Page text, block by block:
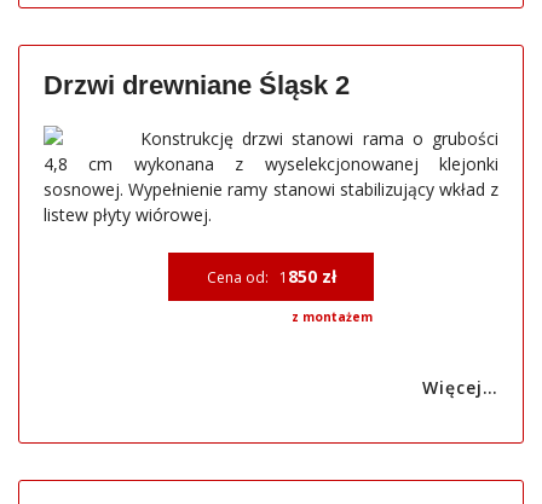
Drzwi drewniane Śląsk 2
Konstrukcję drzwi stanowi rama o grubości
4,8 cm wykonana z wyselekcjonowanej klejonki
sosnowej. Wypełnienie ramy stanowi stabilizujący wkład z
listew płyty wiórowej.
Cena od: 1 850 zł
z montażem
Więcej…